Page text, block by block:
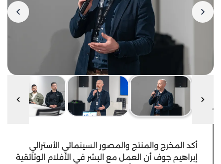
أكد المخرج والمنتج والمصور السينمائي الأسترالي
إبراهيم جوف أن العمل مع البشر في الأفلام الوثائقية